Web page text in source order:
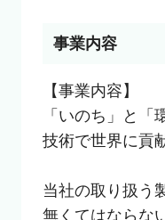
事業内容
【事業内容】
「いのち」と「
技術で世界に貢
当社の取り扱う
無くてはならな